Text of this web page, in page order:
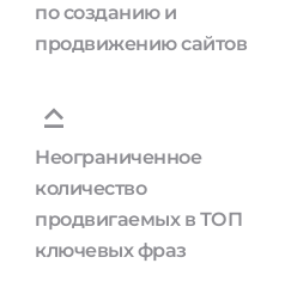
по созданию и
продвижению сайтов
Неограниченное
количество
продвигаемых в ТОП
ключевых фраз